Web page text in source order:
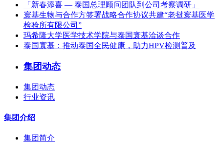
「新春添喜 — 泰国总理顾问团队到公司考察调研」
寰基生物与合作方签署战略合作协议共建“老挝寰基医学
检验所有限公司”
玛希隆大学医学技术学院与泰国寰基洽谈合作
泰国寰基：推动泰国全民健康，助力HPV检测普及
集团动态
集团动态
行业资讯
集团介绍
集团简介